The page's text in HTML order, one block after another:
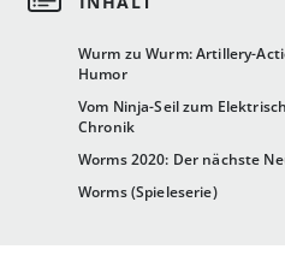
Wurm zu Wurm: Artillery-
Humor
Vom Ninja-Seil zum
Chronik
Worms 2020: Der nächste
Worms (Spieleserie)